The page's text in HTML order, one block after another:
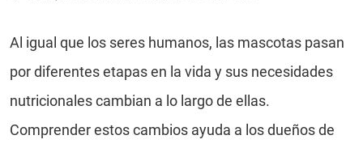
Al igual que los seres humanos, las mascotas pasan
por diferentes etapas en la vida y sus necesidades
nutricionales cambian a lo largo de ellas.
Comprender estos cambios ayuda a los dueños de